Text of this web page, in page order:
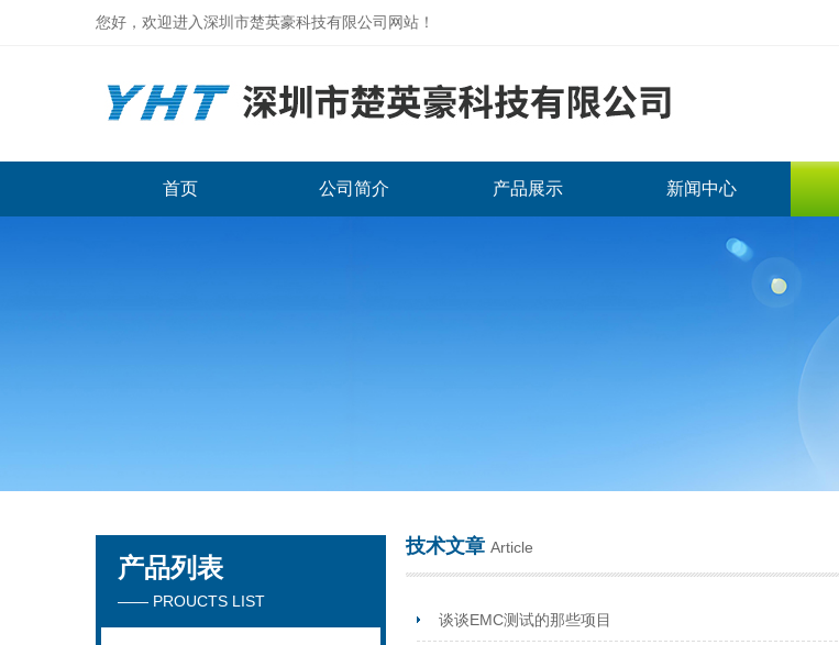
您好，欢迎进入深圳市楚英豪科技有限公司网站！
深圳市楚英豪科技有限公司
首页 公司简介 产品展示 新闻中心
产品列表
—— PROUCTS LIST
技术文章 Article
谈谈EMC测试的那些项目